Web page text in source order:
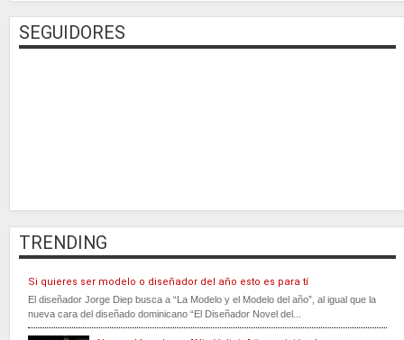
SEGUIDORES
TRENDING
Si quieres ser modelo o diseñador del año esto es para tí
El diseñador Jorge Diep busca a “La Modelo y el Modelo del año”, al igual que la
nueva cara del diseñado dominicano “El Diseñador Novel del...